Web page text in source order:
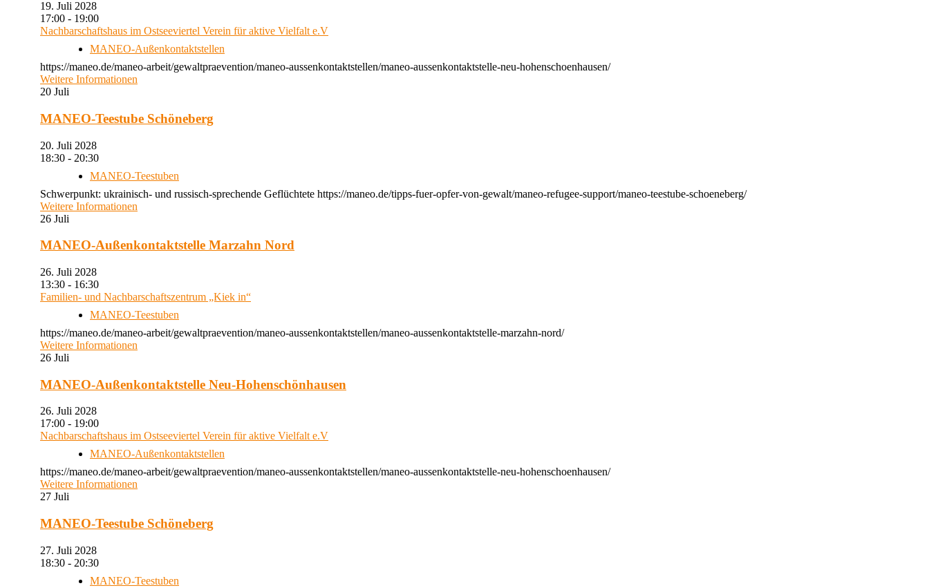
19. Juli 2028
17:00 - 19:00
Nachbarschaftshaus im Ostseeviertel Verein für aktive Vielfalt e.V
MANEO-Außenkontaktstellen
https://maneo.de/maneo-arbeit/gewaltpraevention/maneo-aussenkontaktstellen/maneo-aussenkontaktstelle-neu-hohenschoenhausen/
Weitere Informationen
20 Juli
MANEO-Teestube Schöneberg
20. Juli 2028
18:30 - 20:30
MANEO-Teestuben
Schwerpunkt: ukrainisch- und russisch-sprechende Geflüchtete https://maneo.de/tipps-fuer-opfer-von-gewalt/maneo-refugee-support/maneo-teestube-schoeneberg/
Weitere Informationen
26 Juli
MANEO-Außenkontaktstelle Marzahn Nord
26. Juli 2028
13:30 - 16:30
Familien- und Nachbarschaftszentrum „Kiek in“
MANEO-Teestuben
https://maneo.de/maneo-arbeit/gewaltpraevention/maneo-aussenkontaktstellen/maneo-aussenkontaktstelle-marzahn-nord/
Weitere Informationen
26 Juli
MANEO-Außenkontaktstelle Neu-Hohenschönhausen
26. Juli 2028
17:00 - 19:00
Nachbarschaftshaus im Ostseeviertel Verein für aktive Vielfalt e.V
MANEO-Außenkontaktstellen
https://maneo.de/maneo-arbeit/gewaltpraevention/maneo-aussenkontaktstellen/maneo-aussenkontaktstelle-neu-hohenschoenhausen/
Weitere Informationen
27 Juli
MANEO-Teestube Schöneberg
27. Juli 2028
18:30 - 20:30
MANEO-Teestuben